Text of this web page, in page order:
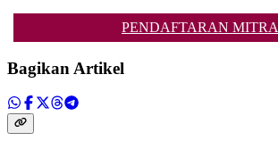
PENDAFTARAN MITRA
Bagikan Artikel